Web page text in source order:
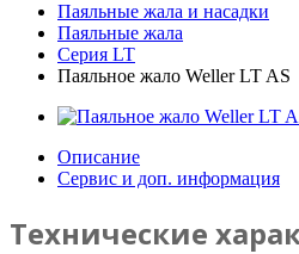
Паяльные жала и насадки
Паяльные жала
Серия LT
Паяльное жало Weller LT AS
Описание
Сервис и доп. информация
Технические